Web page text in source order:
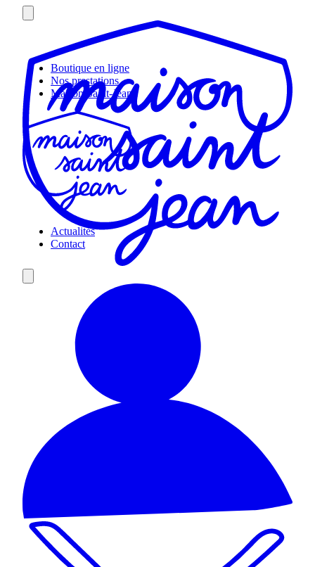
Skip
to
Boutique en ligne
Nos prestations
Maison Saint-Jean
Actualités
Contact